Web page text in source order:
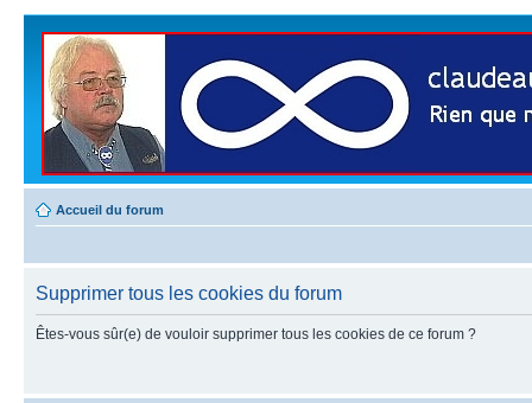
Accueil du forum
Supprimer tous les cookies du forum
Êtes-vous sûr(e) de vouloir supprimer tous les cookies de ce forum ?